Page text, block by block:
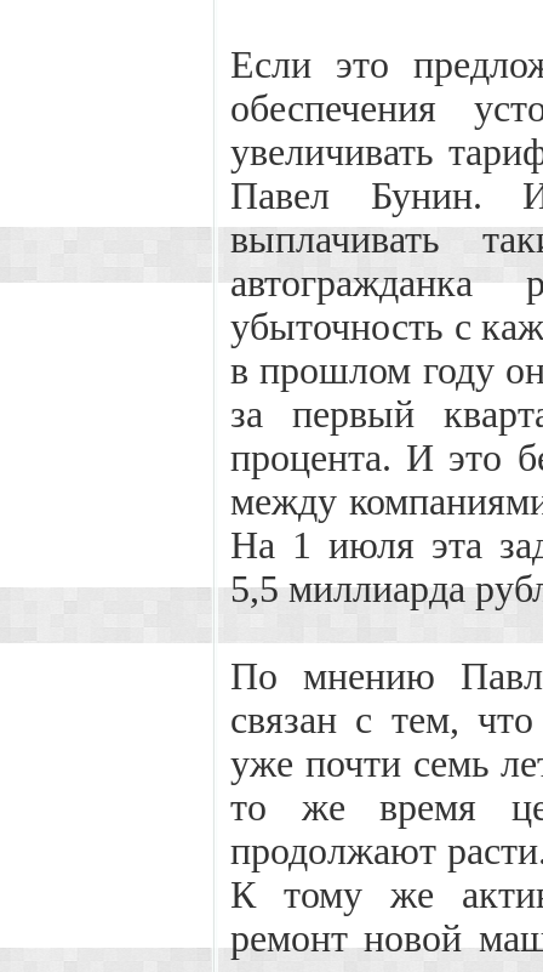
Если это
обеспечения
увеличивать
Павел Бунин.
выплачивать
автогражданка
убыточность с
в прошлом году
за первый
процента. И это
между
На 1 июля эта
5,5 миллиарда
По мнению
связан с тем,
уже почти семь
то же время
продолжают
К тому же
ремонт новой